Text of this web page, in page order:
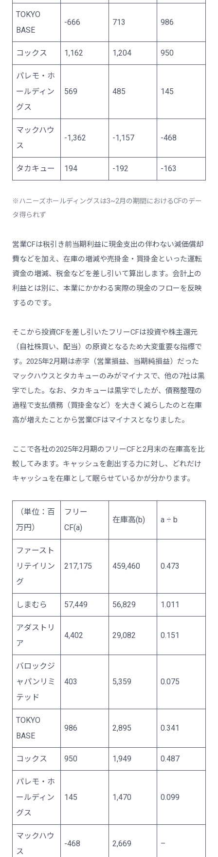
TOKYO
BASE
-666 713 986
コックス 1,162 1,204 950
パレモ・ホ
ールディン
グス
569 485 145
マックハウ
ス
-1,362 -1,157 -468
タカキュー 194 -192 -163
※ハニーズホールディングスは3~2月の期間におけるCFのデー
タ得られず
営業CFは税引き前当期利益に現金支出の伴わない減価償却
費などを加え、在庫の増減や売掛金・買掛金といった運転
資金の増減、税金などを差し引いて算出します。会計上の
利益とは別に、本業にかかわる実際の現金のフローを反映
するのです。
そこから投資CFを差し引いたフリーCFは投資や株主還元
（自社株買い、配当）の原資となるため大変重要な指標で
す。2025年2月期は赤字（営業損益、当期純損益）だった
マックハウスとタカキューのみがマイナスで、他の7社は黒
字でした。なお、タカキューは黒字でしたが、債務整理の
過程で支払債務（買掛金など）を大きく減らしたのと在庫
高が増えたことから営業CFはマイナスとなりました。
ここで各社の2025年2月期のフリーCFと2月末の在庫高を比
較してみます。キャッシュを創出する力に対し、どれだけ
キャッシュを在庫として眠らせているかが分かります。
（単位：百
万円）
フリー
CF(a)
在庫高(b) a ÷ b
ファースト
リテイリン
グ
217,175 459,460 0.473
しまむら 57,449 56,829 1.011
アダストリ
ア
4,402 29,082 0.151
バロックジ
ャパンリミ
テッド
403 5,359 0.075
TOKYO
BASE
986 2,895 0.341
コックス 950 1,949 0.487
パレモ・ホ
ールディン
グス
145 1,470 0.099
マックハウ
ス
-468 2,669 –